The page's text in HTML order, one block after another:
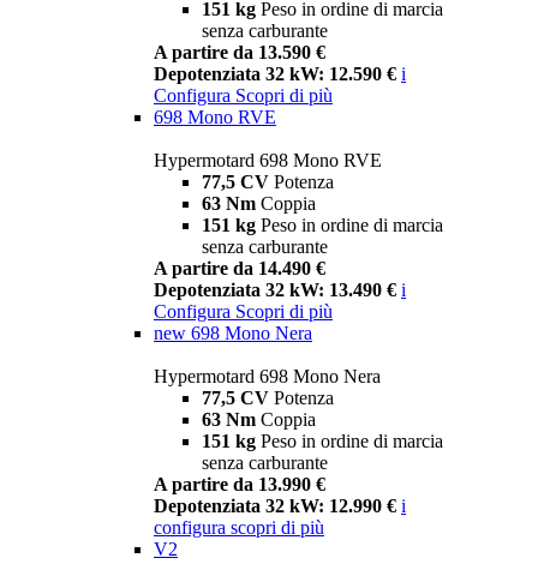
151 kg Peso in ordine di marcia
senza carburante
A partire da 13.590 €
Depotenziata 32 kW: 12.590 € i
Configura Scopri di più
698 Mono RVE
Hypermotard 698 Mono RVE
77,5 CV Potenza
63 Nm Coppia
151 kg Peso in ordine di marcia
senza carburante
A partire da 14.490 €
Depotenziata 32 kW: 13.490 € i
Configura Scopri di più
new 698 Mono Nera
Hypermotard 698 Mono Nera
77,5 CV Potenza
63 Nm Coppia
151 kg Peso in ordine di marcia
senza carburante
A partire da 13.990 €
Depotenziata 32 kW: 12.990 € i
configura scopri di più
V2